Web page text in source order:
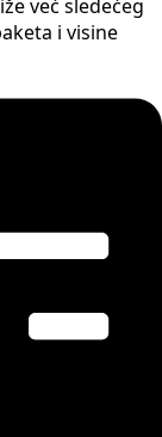
već sledećeg
i visine